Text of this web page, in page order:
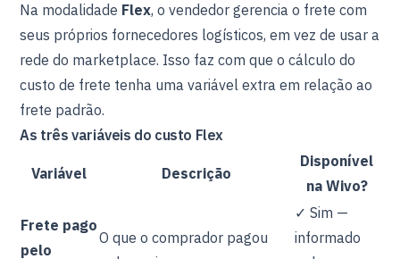
Na modalidade Flex, o vendedor gerencia o frete com
seus próprios fornecedores logísticos, em vez de usar a
rede do marketplace. Isso faz com que o cálculo do
custo de frete tenha uma variável extra em relação ao
frete padrão.
As três variáveis do custo Flex
Variável Descrição
Disponível
na Wivo?
Frete pago
pelo
O que o comprador pagou
✓ Sim —
informado